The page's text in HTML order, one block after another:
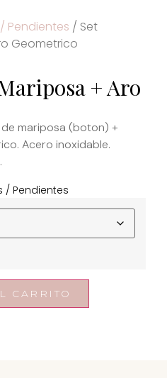
Pendientes / Set
Geometrico
+ Aro
mariposa (boton) +
Acero inoxidable.
/ Pendientes
CARRITO